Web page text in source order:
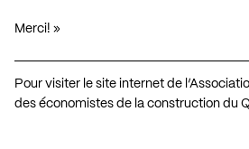
Merci! »
Pour visiter le site internet de
des économistes de la construction du